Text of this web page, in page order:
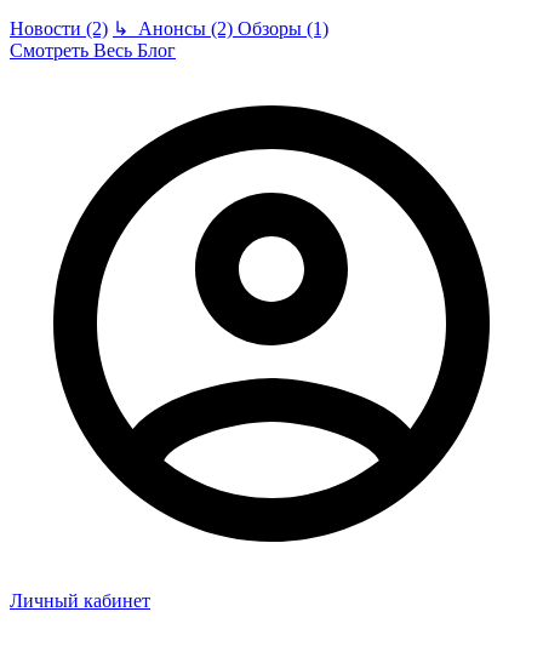
Новости (2) ↳ Анонсы (2) Обзоры (1)
Смотреть Весь Блог
Личный кабинет